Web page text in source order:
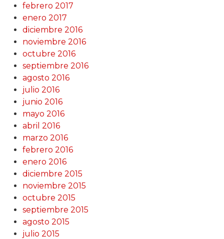
febrero 2017
enero 2017
diciembre 2016
noviembre 2016
octubre 2016
septiembre 2016
agosto 2016
julio 2016
junio 2016
mayo 2016
abril 2016
marzo 2016
febrero 2016
enero 2016
diciembre 2015
noviembre 2015
octubre 2015
septiembre 2015
agosto 2015
julio 2015